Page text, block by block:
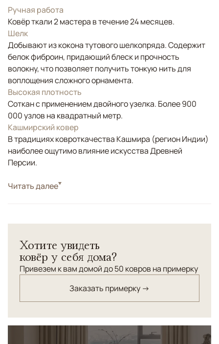
Ручная работа
Ковёр ткали 2 мастера в течение 24 месяцев.
Шелк
Добывают из кокона тутового шелкопряда. Содержит
белок фиброин, придающий блеск и прочность
волокну, что позволяет получить тонкую нить для
воплощения сложного орнамента.
Высокая плотность
Соткан с применением двойного узелка. Более 900
000 узлов на квадратный метр.
Кашмирский ковер
В традициях ковроткачества Кашмира (регион Индии)
наиболее ощутимо влияние искусства Древней
Персии.
СтильКлассические
классическим древнеперсидским орнаментом "Охота"
(Hunting). Ковер соткан из натурального шёлка
премиального качества.
Читать далее
Хотите увидеть
ковёр у себя дома?
Привезем к вам домой до 50 ковров на примерку
Заказать примерку →